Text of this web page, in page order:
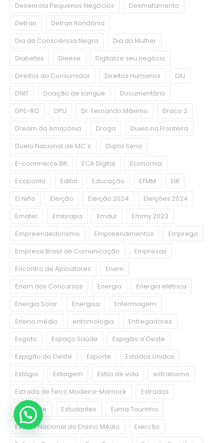
Desenrola Pequenos Negócios
Desmatamento
Detran
Detran Rondônia
Dia da Consciência Negra
Dia da Mulher
Diabetes
Dieese
Digitalize seu negócio
Direitos do Consumidor
Direitos Humanos
DIU
DNIT
Doação de sangue
Documentário
DPE-RO
DPU Dr. Fernando Máximo
Draco 2
Dream da Amazônia
Droga
Duelo na Fronteira
Duelo Nacional de MC´s
Dupla Sena
E-commerce.BR
ECA Digital
Economia
Ecoponto
Edital Educação EFMM
EIR
El Niño
Eleição Eleição 2024
Eleições 2024
Emater
Embrapa Emdur
Emmy 2023
Empreendedorismo
Empreendimentos
Emprego
Empresa Brasil de Comunicação
Empresas
Encontro de Apicultores
Enem
Enem dos Concursos
Energia
Energia elétrica
Energia Solar
Energisa
Enfermagem
Ensino médio
entomologia
Entregadores
Esgoto
Espaço Saúde
Espigão d'Oeste
Espigão do Oeste
Esporte
Estados Unidos
Estágio
Estiagem Estilo de vida
estrabismo
Estrada de Ferro Madeira-Mamoré
Estradas
Estudante
Estudantes
Euma Tourinho
Exame Nacional do Ensino Médio
Exercíto